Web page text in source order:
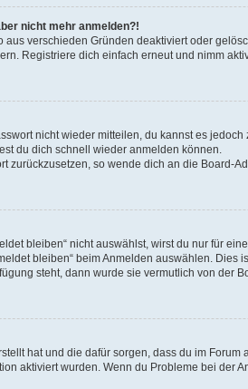
nicht mehr anmelden?!
verschieden Gründen deaktiviert oder
Registriere dich einfach erneut und nimm
nicht wieder mitteilen, du kannst es
du dich schnell wieder anmelden können.
zurückzusetzen, so wende dich an die Board-
bleiben“ nicht auswählst, wirst du nur für
bleiben“ beim Anmelden auswählen.
steht, dann wurde sie vermutlich von der
hat und die dafür sorgen, dass du im
aktiviert wurden. Wenn du Probleme bei der